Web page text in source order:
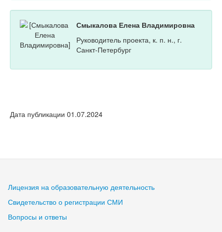
Смыкалова Елена Владимировна
Руководитель проекта, к. п. н., г.
Санкт-Петербург
Дата публикации 01.07.2024
Лицензия на образовательную деятельность
Свидетельство о регистрации СМИ
Вопросы и ответы